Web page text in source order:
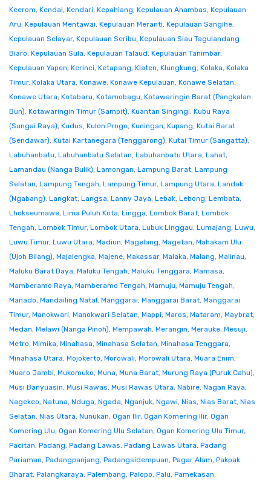
Keerom, Kendal, Kendari, Kepahiang, Kepulauan Anambas, Kepulauan
Aru, Kepulauan Mentawai, Kepulauan Meranti, Kepulauan Sangihe,
Kepulauan Selayar, Kepulauan Seribu, Kepulauan Siau Tagulandang
Biaro, Kepulauan Sula, Kepulauan Talaud, Kepulauan Tanimbar,
Kepulauan Yapen, Kerinci, Ketapang, Klaten, Klungkung, Kolaka, Kolaka
Timur, Kolaka Utara, Konawe, Konawe Kepulauan, Konawe Selatan,
Konawe Utara, Kotabaru, Kotamobagu, Kotawaringin Barat (Pangkalan
Bun), Kotawaringin Timur (Sampit), Kuantan Singingi, Kubu Raya
(Sungai Raya), Kudus, Kulon Progo, Kuningan, Kupang, Kutai Barat
(Sendawar), Kutai Kartanegara (Tenggarong), Kutai Timur (Sangatta),
Labuhanbatu, Labuhanbatu Selatan, Labuhanbatu Utara, Lahat,
Lamandau (Nanga Bulik), Lamongan, Lampung Barat, Lampung
Selatan, Lampung Tengah, Lampung Timur, Lampung Utara, Landak
(Ngabang), Langkat, Langsa, Lanny Jaya, Lebak, Lebong, Lembata,
Lhokseumawe, Lima Puluh Kota, Lingga, Lombok Barat, Lombok
Tengah, Lombok Timur, Lombok Utara, Lubuk Linggau, Lumajang, Luwu,
Luwu Timur, Luwu Utara, Madiun, Magelang, Magetan, Mahakam Ulu
(Ujoh Bilang), Majalengka, Majene, Makassar, Malaka, Malang, Malinau,
Maluku Barat Daya, Maluku Tengah, Maluku Tenggara, Mamasa,
Mamberamo Raya, Mamberamo Tengah, Mamuju, Mamuju Tengah,
Manado, Mandailing Natal, Manggarai, Manggarai Barat, Manggarai
Timur, Manokwari, Manokwari Selatan, Mappi, Maros, Mataram, Maybrat,
Medan, Melawi (Nanga Pinoh), Mempawah, Merangin, Merauke, Mesuji,
Metro, Mimika, Minahasa, Minahasa Selatan, Minahasa Tenggara,
Minahasa Utara, Mojokerto, Morowali, Morowali Utara, Muara Enim,
Muaro Jambi, Mukomuko, Muna, Muna Barat, Murung Raya (Puruk Cahu),
Musi Banyuasin, Musi Rawas, Musi Rawas Utara, Nabire, Nagan Raya,
Nagekeo, Natuna, Nduga, Ngada, Nganjuk, Ngawi, Nias, Nias Barat, Nias
Selatan, Nias Utara, Nunukan, Ogan Ilir, Ogan Komering Ilir, Ogan
Komering Ulu, Ogan Komering Ulu Selatan, Ogan Komering Ulu Timur,
Pacitan, Padang, Padang Lawas, Padang Lawas Utara, Padang
Pariaman, Padangpanjang, Padangsidempuan, Pagar Alam, Pakpak
Bharat, Palangkaraya, Palembang, Palopo, Palu, Pamekasan,